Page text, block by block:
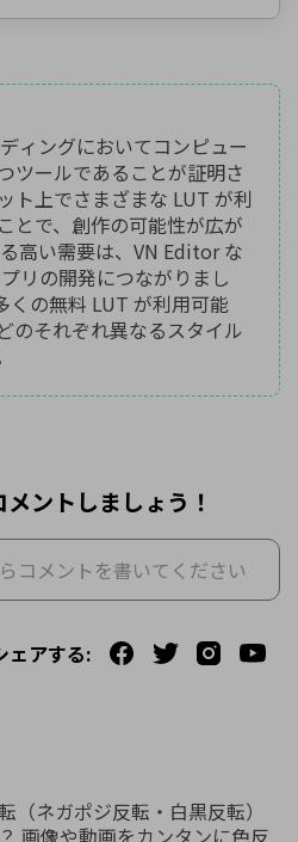
ィングにおいてコンピュー
ツールであることが証明さ
ト上でさまざまな LUT が利
とで、創作の可能性が広が
高い需要は、VN Editor な
リの開発につながりまし
の無料 LUT が利用可能
のそれぞれ異なるスタイル
ントしましょう！
コメントを書いてください
ェアする:
（ネガポジ反転・白黒反転）
画像や動画をカンタンに色反